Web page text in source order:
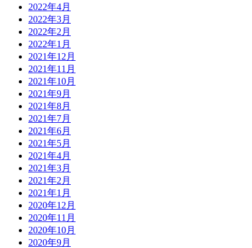
2022年4月
2022年3月
2022年2月
2022年1月
2021年12月
2021年11月
2021年10月
2021年9月
2021年8月
2021年7月
2021年6月
2021年5月
2021年4月
2021年3月
2021年2月
2021年1月
2020年12月
2020年11月
2020年10月
2020年9月